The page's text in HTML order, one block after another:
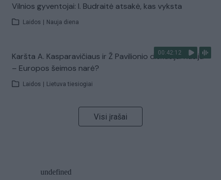
Vilnios gyventojai: I. Budraitė atsakė, kas vyksta
Laidos Nauja diena
00:42:12
Karšta A. Kasparavičiaus ir Ž Pavilionio diskusija: Rusija
– Europos šeimos narė?
Laidos Lietuva tiesiogiai
Visi įrašai